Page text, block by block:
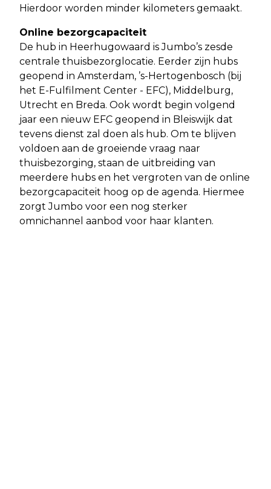
Hierdoor worden minder kilometers gemaakt.
Online bezorgcapaciteit
De hub in Heerhugowaard is Jumbo’s zesde
centrale thuisbezorglocatie. Eerder zijn hubs
geopend in Amsterdam, ’s-Hertogenbosch (bij
het E-Fulfilment Center - EFC), Middelburg,
Utrecht en Breda. Ook wordt begin volgend
jaar een nieuw EFC geopend in Bleiswijk dat
tevens dienst zal doen als hub. Om te blijven
voldoen aan de groeiende vraag naar
thuisbezorging, staan de uitbreiding van
meerdere hubs en het vergroten van de online
bezorgcapaciteit hoog op de agenda. Hiermee
zorgt Jumbo voor een nog sterker
omnichannel aanbod voor haar klanten.